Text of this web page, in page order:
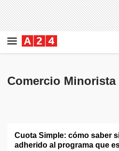
Comercio Minorista
Cuota Simple: cómo saber
adherido al programa que